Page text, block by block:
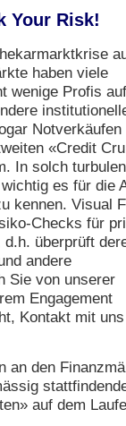
Your Risk!
haben viele
wenige Profis
Notverkäufen
«Credit
In solch
es für die
kennen. Visual
Checks für
überprüft
andere
Sie von unserer
Engagement
Kontakt mit uns
an den
auf dem